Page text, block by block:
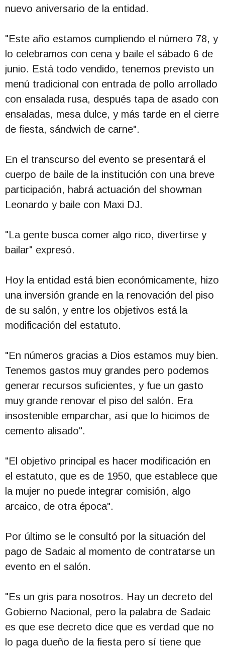
nuevo aniversario de la entidad.
"Este año estamos cumpliendo el número 78, y
lo celebramos con cena y baile el sábado 6 de
junio. Está todo vendido, tenemos previsto un
menú tradicional con entrada de pollo arrollado
con ensalada rusa, después tapa de asado con
ensaladas, mesa dulce, y más tarde en el cierre
de fiesta, sándwich de carne".
En el transcurso del evento se presentará el
cuerpo de baile de la institución con una breve
participación, habrá actuación del showman
Leonardo y baile con Maxi DJ.
"La gente busca comer algo rico, divertirse y
bailar" expresó.
Hoy la entidad está bien económicamente, hizo
una inversión grande en la renovación del piso
de su salón, y entre los objetivos está la
modificación del estatuto.
"En números gracias a Dios estamos muy bien.
Tenemos gastos muy grandes pero podemos
generar recursos suficientes, y fue un gasto
muy grande renovar el piso del salón. Era
insostenible emparchar, así que lo hicimos de
cemento alisado".
"El objetivo principal es hacer modificación en
el estatuto, que es de 1950, que establece que
la mujer no puede integrar comisión, algo
arcaico, de otra época".
Por último se le consultó por la situación del
pago de Sadaic al momento de contratarse un
evento en el salón.
"Es un gris para nosotros. Hay un decreto del
Gobierno Nacional, pero la palabra de Sadaic
es que ese decreto dice que es verdad que no
lo paga dueño de la fiesta pero sí tiene que